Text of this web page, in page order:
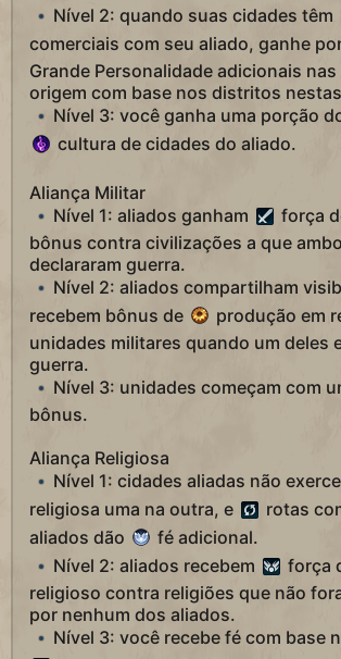
Nível 2: quando suas cidades têm
comerciais com seu aliado, ganhe
Grande Personalidade adicionais
origem com base nos distritos
Nível 3: você ganha uma porção
cultura de cidades do aliado.
Aliança Militar
Nível 1: aliados ganham
força
bônus contra civilizações a que
declararam guerra.
Nível 2: aliados compartilham
recebem bônus de
produção em
unidades militares quando um deles
guerra.
Nível 3: unidades começam com
bônus.
Aliança Religiosa
Nível 1: cidades aliadas não
religiosa uma na outra, e
rotas
aliados dão
fé adicional.
Nível 2: aliados recebem
força
religioso contra religiões que não
por nenhum dos aliados.
Nível 3: você recebe fé com base